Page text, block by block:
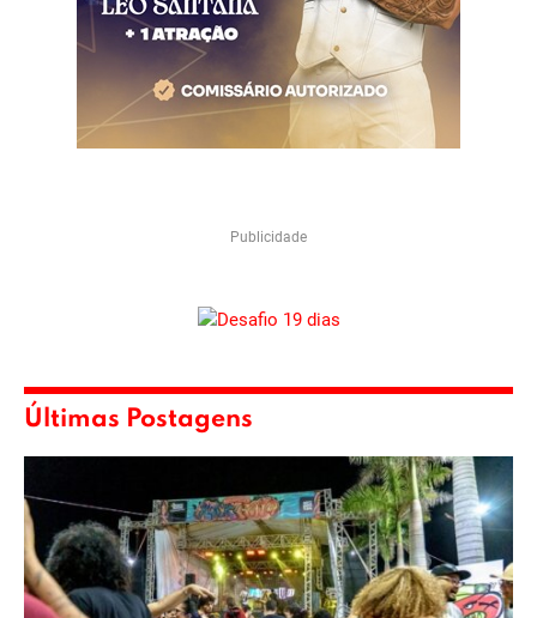
Publicidade
Últimas Postagens